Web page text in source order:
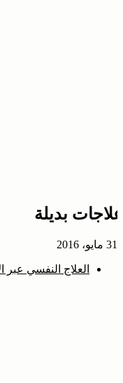
علاجات بديلة
31 مايو، 2016
العلاج النفسي عبر